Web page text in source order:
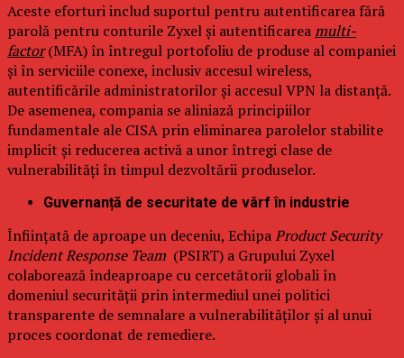
Aceste eforturi includ suportul pentru autentificarea fără
parolă pentru conturile Zyxel și autentificareamulti-
factor(MFA) în întregul portofoliu de produse al companiei
și în serviciile conexe, inclusiv accesul wireless,
autentificările administratorilor și accesul VPN la distanță.
De asemenea, compania se aliniază principiilor
fundamentale ale CISA prin eliminarea parolelor stabilite
implicit și reducerea activă a unor întregi clase de
vulnerabilități în timpul dezvoltării produselor.
Guvernanță de securitate de vârf în industrie
Înființată de aproape un deceniu, EchipaProduct Security
Incident Response Team (PSIRT) a Grupului Zyxel
colaborează îndeaproape cu cercetătorii globali în
domeniul securității prin intermediul unei politici
transparente de semnalare a vulnerabilităților și al unui
proces coordonat de remediere.